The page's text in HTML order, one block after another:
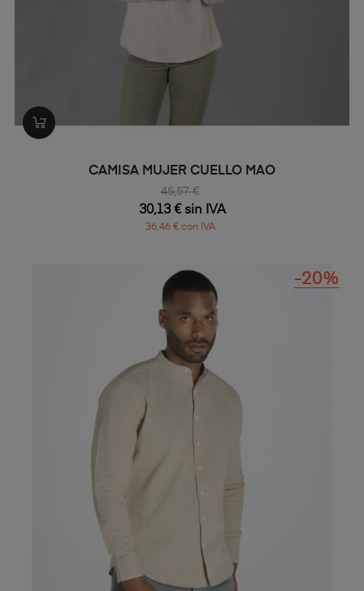
CAMISA MUJER CUELLO MAO
45,57 €
30,13 € sin IVA
36,46 € con IVA
-20%